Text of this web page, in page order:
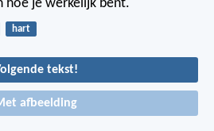
hoe je werkelijk bent.
hart
tekst!
afbeelding